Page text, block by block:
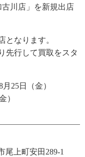
川店」を新規出店
となります。
先行して買取をスタ
月25日（金）
）
上町安田289-1